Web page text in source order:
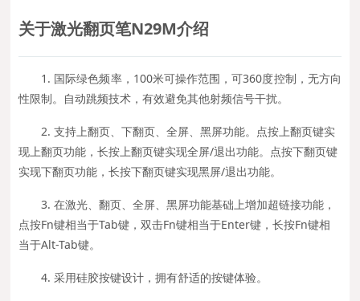
关于激光翻页笔N29M介绍
1. 国际绿色频率，100米可操作范围，可360度控制，无方向
性限制。自动跳频技术，有效避免其他射频信号干扰。
2. 支持上翻页、下翻页、全屏、黑屏功能。点按上翻页键实
现上翻页功能，长按上翻页键实现全屏/退出功能。点按下翻页键
实现下翻页功能，长按下翻页键实现黑屏/退出功能。
3. 在激光、翻页、全屏、黑屏功能基础上增加超链接功能，
点按Fn键相当于Tab键，双击Fn键相当于Enter键，长按Fn键相
当于Alt-Tab键。
4. 采用硅胶按键设计，拥有舒适的按键体验。